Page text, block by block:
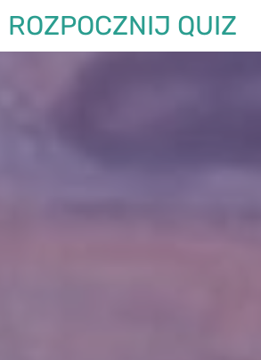
ROZPOCZNIJ QUIZ